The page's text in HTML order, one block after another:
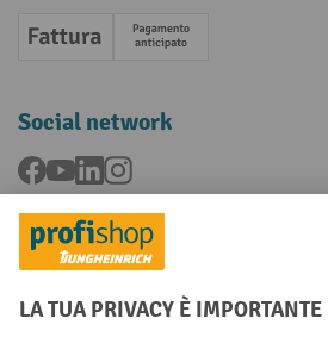
Fattura Pagamento anticipato
Social network
Facebook
YouTubeLinkedInInstagram
Condizioni Generali di Vendita